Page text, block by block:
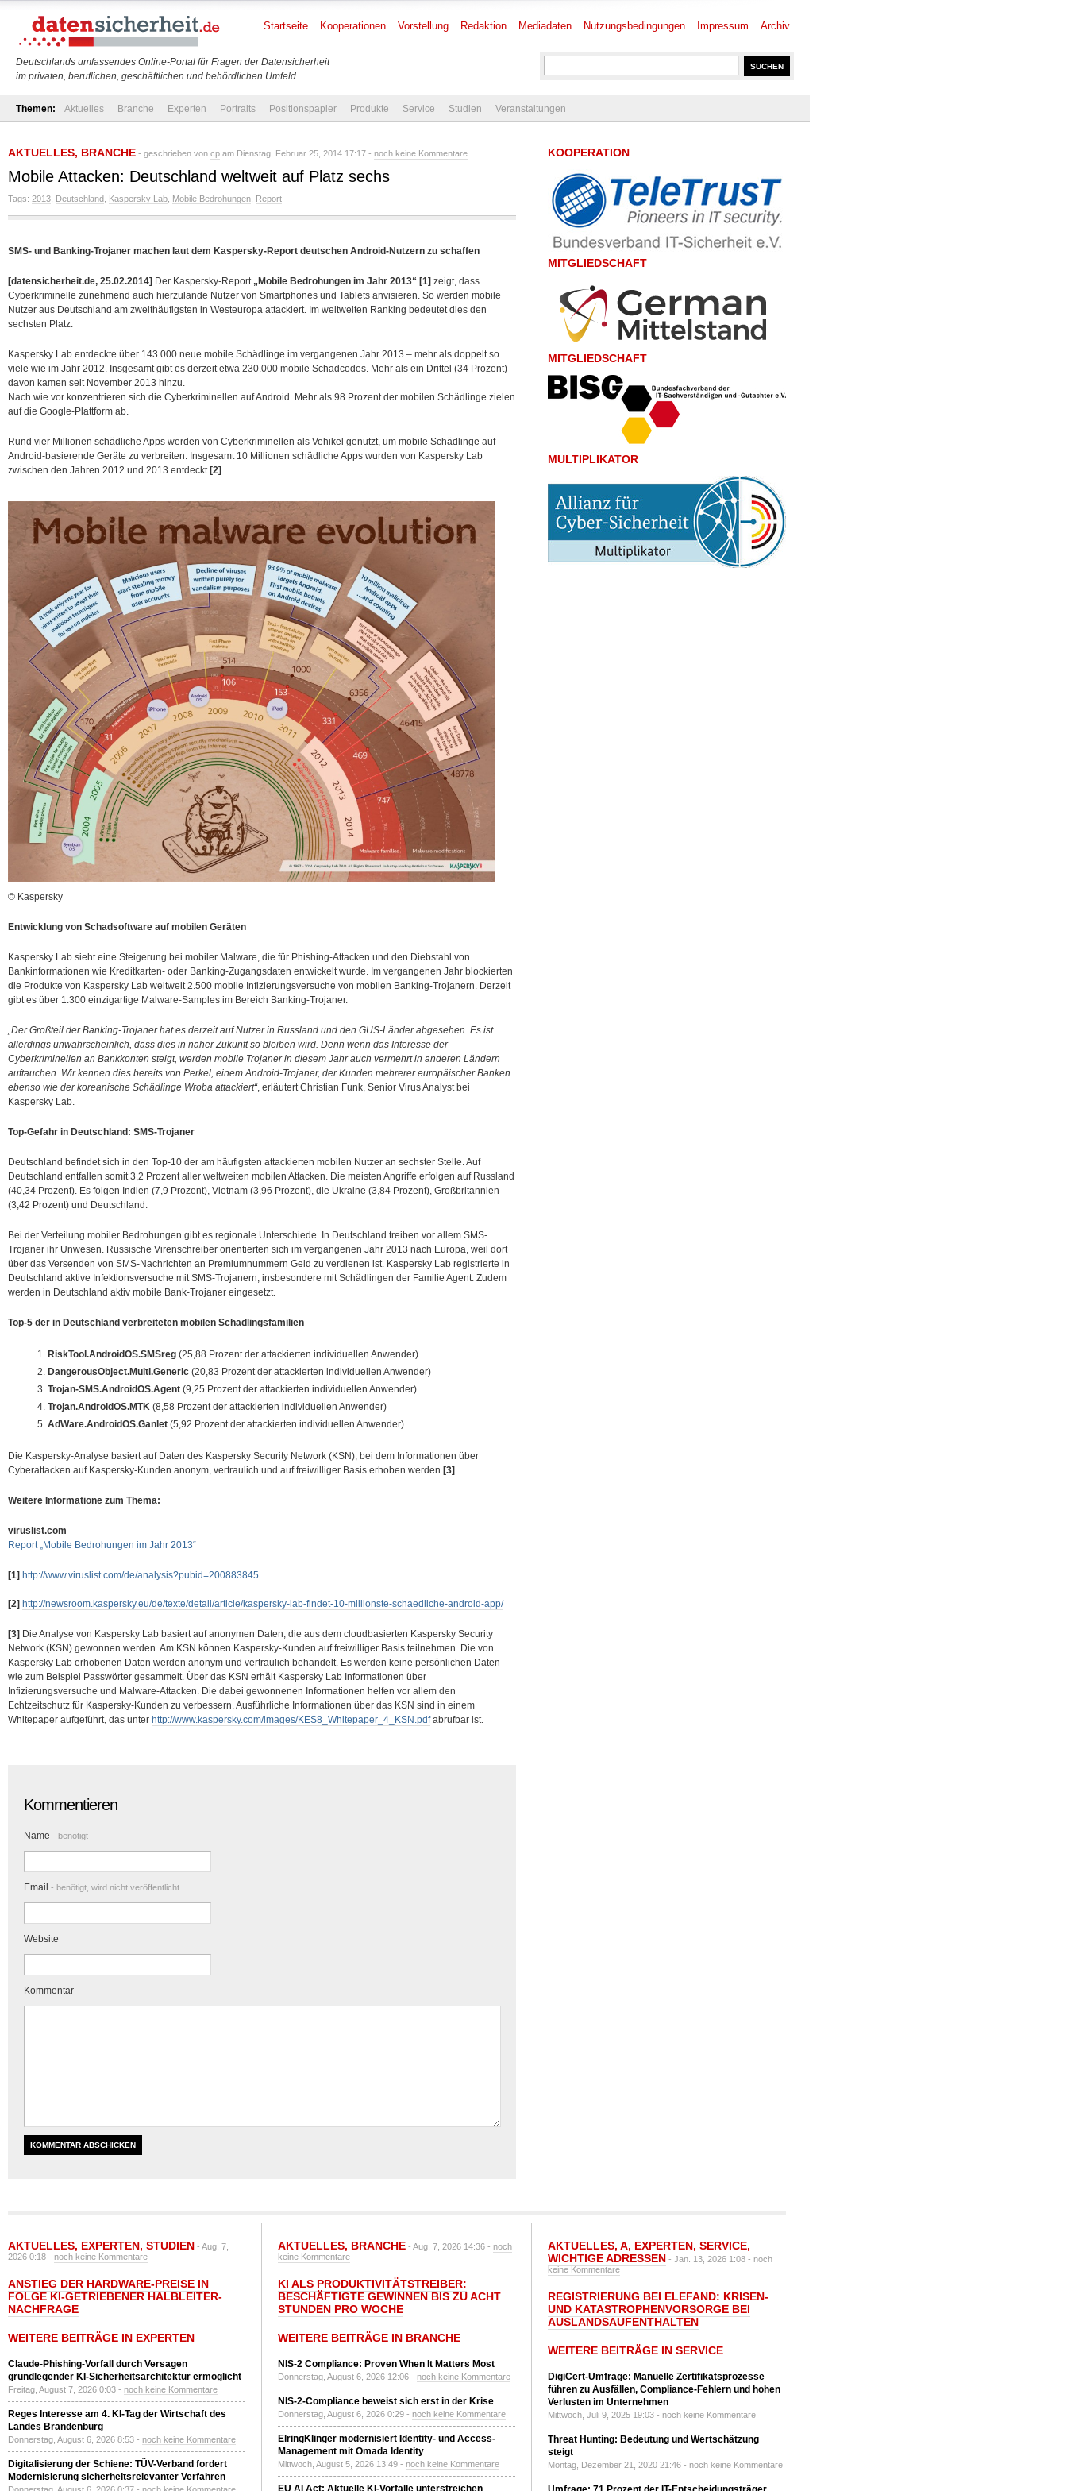
Deutschlands umfassendes Online-Portal für Fragen der Datensicherheit
im privaten, beruflichen, geschäftlichen und behördlichen Umfeld
Startseite Kooperationen Vorstellung Redaktion Mediadaten Nutzungsbedingungen Impressum Archiv
Themen: Aktuelles Branche Experten Portraits Positionspapier Produkte Service Studien Veranstaltungen
AKTUELLES, BRANCHE - geschrieben von cp am Dienstag, Februar 25, 2014 17:17 - noch keine Kommentare
Mobile Attacken: Deutschland weltweit auf Platz sechs
Tags: 2013 Deutschland Kaspersky Lab Mobile Bedrohungen Report
SMS- und Banking-Trojaner machen laut dem Kaspersky-Report deutschen Android-Nutzern zu schaffen
[datensicherheit.de, 25.02.2014] Der Kaspersky-Report „Mobile Bedrohungen im Jahr 2013“ [1] zeigt, dass
Cyberkriminelle zunehmend auch hierzulande Nutzer von Smartphones und Tablets anvisieren. So werden mobile
Nutzer aus Deutschland am zweithäufigsten in Westeuropa attackiert. Im weltweiten Ranking bedeutet dies den
sechsten Platz.
Kaspersky Lab entdeckte über 143.000 neue mobile Schädlinge im vergangenen Jahr 2013 – mehr als doppelt so
viele wie im Jahr 2012. Insgesamt gibt es derzeit etwa 230.000 mobile Schadcodes. Mehr als ein Drittel (34 Prozent)
davon kamen seit November 2013 hinzu.
Nach wie vor konzentrieren sich die Cyberkriminellen auf Android. Mehr als 98 Prozent der mobilen Schädlinge zielen
auf die Google-Plattform ab.
Rund vier Millionen schädliche Apps werden von Cyberkriminellen als Vehikel genutzt, um mobile Schädlinge auf
Android-basierende Geräte zu verbreiten. Insgesamt 10 Millionen schädliche Apps wurden von Kaspersky Lab
zwischen den Jahren 2012 und 2013 entdeckt [2] .
© Kaspersky
Entwicklung von Schadsoftware auf mobilen Geräten
Kaspersky Lab sieht eine Steigerung bei mobiler Malware, die für Phishing-Attacken und den Diebstahl von
Bankinformationen wie Kreditkarten- oder Banking-Zugangsdaten entwickelt wurde. Im vergangenen Jahr blockierten
die Produkte von Kaspersky Lab weltweit 2.500 mobile Infizierungsversuche von mobilen Banking-Trojanern. Derzeit
gibt es über 1.300 einzigartige Malware-Samples im Bereich Banking-Trojaner.
„Der Großteil der Banking-Trojaner hat es derzeit auf Nutzer in Russland und den GUS-Länder abgesehen. Es ist
allerdings unwahrscheinlich, dass dies in naher Zukunft so bleiben wird. Denn wenn das Interesse der
Cyberkriminellen an Bankkonten steigt, werden mobile Trojaner in diesem Jahr auch vermehrt in anderen Ländern
auftauchen. Wir kennen dies bereits von Perkel, einem Android-Trojaner, der Kunden mehrerer europäischer Banken
ebenso wie der koreanische Schädlinge Wroba attackiert“, erläutert Christian Funk, Senior Virus Analyst bei
Kaspersky Lab.
Top-Gefahr in Deutschland: SMS-Trojaner
Deutschland befindet sich in den Top-10 der am häufigsten attackierten mobilen Nutzer an sechster Stelle. Auf
Deutschland entfallen somit 3,2 Prozent aller weltweiten mobilen Attacken. Die meisten Angriffe erfolgen auf Russland
(40,34 Prozent). Es folgen Indien (7,9 Prozent), Vietnam (3,96 Prozent), die Ukraine (3,84 Prozent), Großbritannien
(3,42 Prozent) und Deutschland.
Bei der Verteilung mobiler Bedrohungen gibt es regionale Unterschiede. In Deutschland treiben vor allem SMS-
Trojaner ihr Unwesen. Russische Virenschreiber orientierten sich im vergangenen Jahr 2013 nach Europa, weil dort
über das Versenden von SMS-Nachrichten an Premiumnummern Geld zu verdienen ist. Kaspersky Lab registrierte in
Deutschland aktive Infektionsversuche mit SMS-Trojanern, insbesondere mit Schädlingen der Familie Agent. Zudem
werden in Deutschland aktiv mobile Bank-Trojaner eingesetzt.
Top-5 der in Deutschland verbreiteten mobilen Schädlingsfamilien
RiskTool.AndroidOS.SMSreg (25,88 Prozent der attackierten individuellen Anwender)
DangerousObject.Multi.Generic (20,83 Prozent der attackierten individuellen Anwender)
Trojan-SMS.AndroidOS.Agent (9,25 Prozent der attackierten individuellen Anwender)
Trojan.AndroidOS.MTK (8,58 Prozent der attackierten individuellen Anwender)
AdWare.AndroidOS.Ganlet (5,92 Prozent der attackierten individuellen Anwender)
Die Kaspersky-Analyse basiert auf Daten des Kaspersky Security Network (KSN), bei dem Informationen über
Cyberattacken auf Kaspersky-Kunden anonym, vertraulich und auf freiwilliger Basis erhoben werden [3] .
Weitere Informatione zum Thema:
viruslist.com
Report „Mobile Bedrohungen im Jahr 2013“
[1] http://www.viruslist.com/de/analysis?pubid=200883845
[2] http://newsroom.kaspersky.eu/de/texte/detail/article/kaspersky-lab-findet-10-millionste-schaedliche-android-app/
[3] Die Analyse von Kaspersky Lab basiert auf anonymen Daten, die aus dem cloudbasierten Kaspersky Security
Network (KSN) gewonnen werden. Am KSN können Kaspersky-Kunden auf freiwilliger Basis teilnehmen. Die von
Kaspersky Lab erhobenen Daten werden anonym und vertraulich behandelt. Es werden keine persönlichen Daten
wie zum Beispiel Passwörter gesammelt. Über das KSN erhält Kaspersky Lab Informationen über
Infizierungsversuche und Malware-Attacken. Die dabei gewonnenen Informationen helfen vor allem den
Echtzeitschutz für Kaspersky-Kunden zu verbessern. Ausführliche Informationen über das KSN sind in einem
Whitepaper aufgeführt, das unter http://www.kaspersky.com/images/KES8_Whitepaper_4_KSN.pdfabrufbar ist.
Kommentieren
Name - benötigt
Email - benötigt, wird nicht veröffentlicht.
Website
Kommentar
KOOPERATION
MITGLIEDSCHAFT
MITGLIEDSCHAFT
MULTIPLIKATOR
AKTUELLES, EXPERTEN, STUDIEN - Aug. 7,
2026 0:18 -noch keine Kommentare
ANSTIEG DER HARDWARE-PREISE IN
FOLGE KI-GETRIEBENER HALBLEITER-
NACHFRAGE
WEITERE BEITRÄGE IN EXPERTEN
Claude-Phishing-Vorfall durch Versagen
grundlegender KI-Sicherheitsarchitektur ermöglicht
Freitag, August 7, 2026 0:03 - noch keine Kommentare
Reges Interesse am 4. KI-Tag der Wirtschaft des
Landes Brandenburg
Donnerstag, August 6, 2026 8:53 - noch keine Kommentare
Digitalisierung der Schiene: TÜV-Verband fordert
Modernisierung sicherheitsrelevanter Verfahren
AKTUELLES, BRANCHE - Aug. 7, 2026 14:36 - noch
keine Kommentare
KI ALS PRODUKTIVITÄTSTREIBER:
BESCHÄFTIGTE GEWINNEN BIS ZU ACHT
STUNDEN PRO WOCHE
WEITERE BEITRÄGE IN BRANCHE
NIS-2 Compliance: Proven When It Matters Most
Donnerstag, August 6, 2026 12:06 - noch keine Kommentare
NIS-2-Compliance beweist sich erst in der Krise
Donnerstag, August 6, 2026 0:29 - noch keine Kommentare
ElringKlinger modernisiert Identity- und Access-
Management mit Omada Identity
Mittwoch, August 5, 2026 13:49 - noch keine Kommentare
EU AI Act: Aktuelle KI-Vorfälle unterstreichen
AKTUELLES, A, EXPERTEN, SERVICE,
WICHTIGE ADRESSEN - Jan. 13, 2026 1:08 - noch
keine Kommentare
REGISTRIERUNG BEI ELEFAND: KRISEN-
UND KATASTROPHENVORSORGE BEI
AUSLANDSAUFENTHALTEN
WEITERE BEITRÄGE IN SERVICE
DigiCert-Umfrage: Manuelle Zertifikatsprozesse
führen zu Ausfällen, Compliance-Fehlern und hohen
Verlusten im Unternehmen
Mittwoch, Juli 9, 2025 19:03 - noch keine Kommentare
Threat Hunting: Bedeutung und Wertschätzung
steigt
Montag, Dezember 21, 2020 21:46 - noch keine Kommentare